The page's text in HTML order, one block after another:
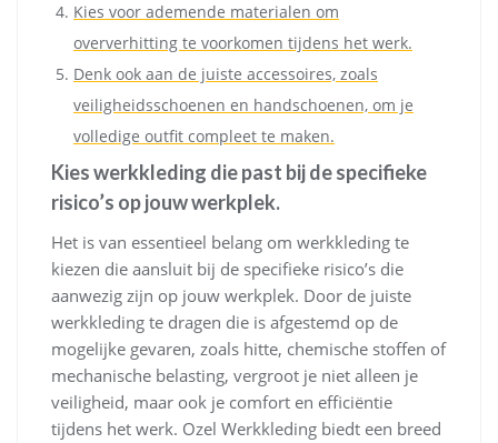
Kies voor ademende materialen om
oververhitting te voorkomen tijdens het werk.
Denk ook aan de juiste accessoires, zoals
veiligheidsschoenen en handschoenen, om je
volledige outfit compleet te maken.
Kies werkkleding die past bij de specifieke
risico’s op jouw werkplek.
Het is van essentieel belang om werkkleding te
kiezen die aansluit bij de specifieke risico’s die
aanwezig zijn op jouw werkplek. Door de juiste
werkkleding te dragen die is afgestemd op de
mogelijke gevaren, zoals hitte, chemische stoffen of
mechanische belasting, vergroot je niet alleen je
veiligheid, maar ook je comfort en efficiëntie
tijdens het werk. Ozel Werkkleding biedt een breed